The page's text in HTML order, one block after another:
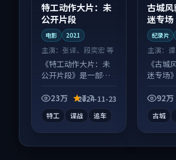
特工动作大片：未
公开片段
电影 2021
主演： 张译、段奕宏 等
《特工动作大片：未
公开片段》是一部动
讨论度高，适合配弹
23万 7.7
2024-11-23
特工 谍战 追车
古城
迷专场
纪录片
主演：
《古城
迷专场
叙事并
92万
古城